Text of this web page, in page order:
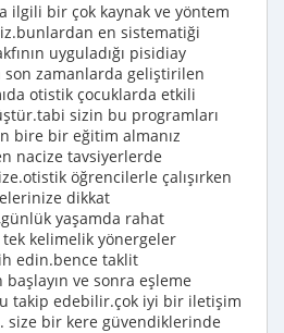
ilgili bir çok kaynak ve yöntem
en sistematiği
uyguladığı pisidiay
zamanlarda geliştirilen
otistik çocuklarda etkili
sizin bu programları
bire bir eğitim almanız
nacize tavsiyerlerde
öğrencilerle çalışırken
dikkat
yaşamda rahat
tek kelimelik yönergeler
edin.bence taklit
başlayın ve sonra eşleme
takip edebilir.çok iyi bir iletişim
size bir kere güvendiklerinde